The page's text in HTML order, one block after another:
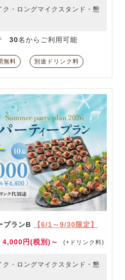
・ロングマイクスタンド・懇
30名からご利用可能
無料 別途ドリンク料
プランB 【6/1～9/30限定】
4,000円(税別)～ (+ドリンク料)
・ロングマイクスタンド・懇